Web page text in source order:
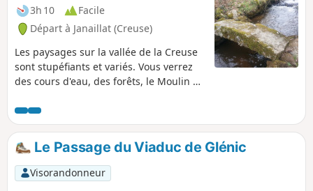
3h 10
Facile
Départ à Janaillat (Creuse)
Les paysages sur la vallée de la Creuse
sont stupéfiants et variés. Vous verrez
des cours d'eau, des forêts, le Moulin de
maison et des vaches (en saison). Bref
un condensé de Creuse en une seule
randonnée.
Le Passage du Viaduc de Glénic
Visorandonneur